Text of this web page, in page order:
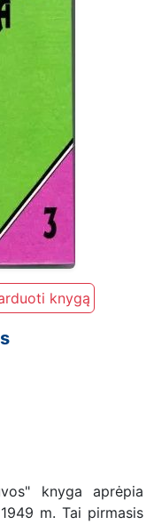
knygą
knyga aprėpia
m. Tai pirmasis